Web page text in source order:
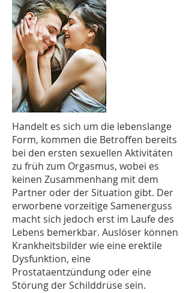
Handelt es sich um die lebenslange
Form, kommen die Betroffen bereits
bei den ersten sexuellen Aktivitäten
zu früh zum Orgasmus, wobei es
keinen Zusammenhang mit dem
Partner oder der Situation gibt. Der
erworbene vorzeitige Samenerguss
macht sich jedoch erst im Laufe des
Lebens bemerkbar. Auslöser können
Krankheitsbilder wie eine erektile
Dysfunktion, eine
Prostataentzündung oder eine
Störung der Schilddrüse sein.